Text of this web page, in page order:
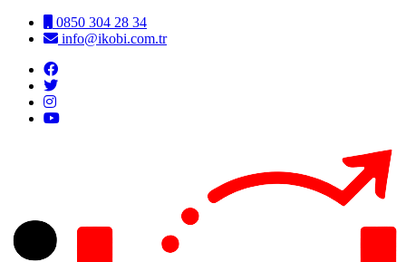
0850 304 28 34
info@ikobi.com.tr